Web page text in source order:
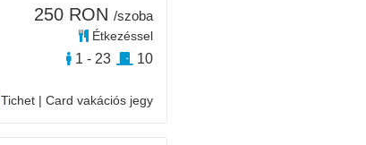
Tichet | Card vakációs jegy
250 RON /szoba
Étkezéssel
1 - 23 10